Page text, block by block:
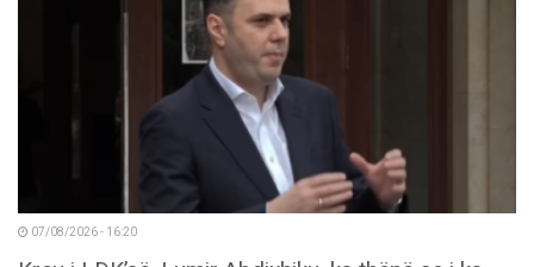
07/08/2026 - 16:20